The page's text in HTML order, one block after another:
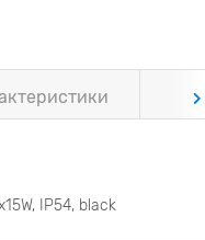
IP54, black